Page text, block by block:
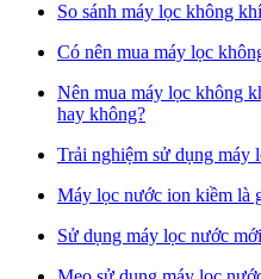
So sánh máy lọc không
Có nên mua máy lọc
Nên mua máy lọc không
hay không?
Trải nghiệm sử dụng máy
Máy lọc nước ion kiềm là
Sử dụng máy lọc nước